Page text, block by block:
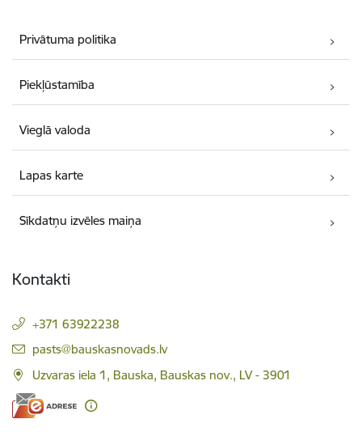
Privātuma politika
Piekļūstamība
Vieglā valoda
Lapas karte
Sīkdatņu izvēles maiņa
Kontakti
+371 63922238
E-pasts:
pasts@bauskasnovads.lv
Uzvaras iela 1, Bauska, Bauskas nov., LV - 3901